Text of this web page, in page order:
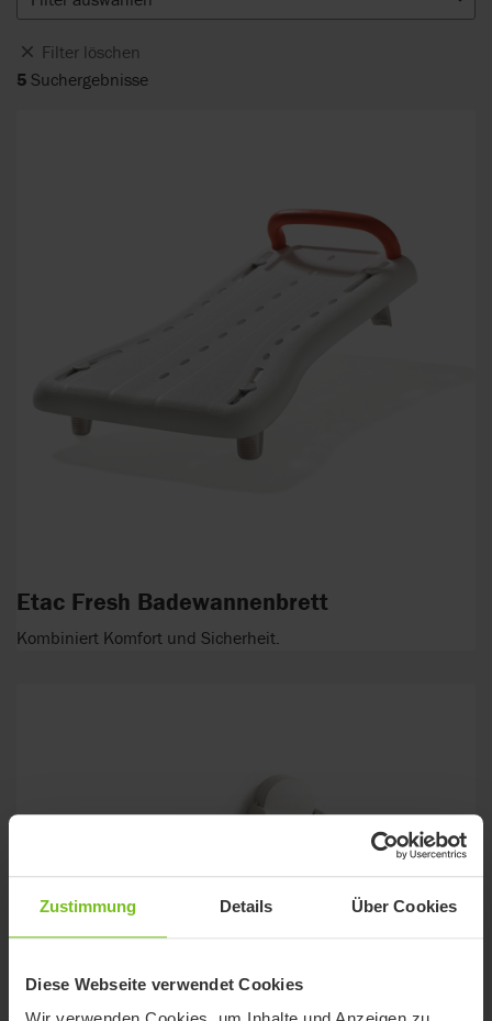
Zustimmung Details Über Cookies
Diese Webseite verwendet Cookies
Filter löschen
5 Suchergebnisse
Etac Fresh Badewannenbrett
Kombiniert Komfort und Sicherheit.